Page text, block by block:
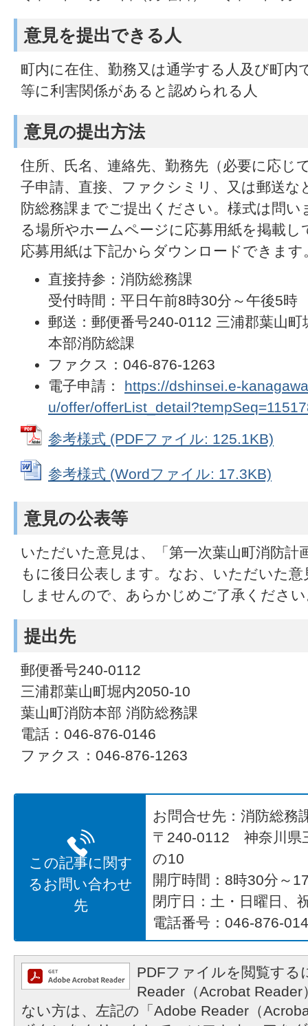
意見を提出できる人
町内に在住、勤務又は通学する人及び町内
等に利害関係があると認められる人
意見の提出方法
住所、氏名、連絡先、勤務先（必要に応じ
子申請、直接、ファクシミリ、又は郵送な
防総務課までご提出ください。様式は問
る場所やホームページに応募用紙を掲載し
応募用紙は下記からダウンロードできます
直接持参：消防総務課
受付時間：平日午前8時30分～午後5時
郵送：郵便番号240-0112 三浦郡葉山
本部消防総課
ファクス：046-876-1263
電子申請： https://dshinsei.e-
u/offer/
参考様式 (PDFファイル: 125.1KB)
参考様式 (Wordファイル: 17.3KB)
意見の公表等
いただいた意見は、「第一次葉山町消防計
もに後日公表します。なお、いただいた
しませんので、あらかじめご了承くださ
提出先
郵便番号240-0112
三浦郡葉山町堀内2050-10
葉山町消防本部 消防総務課
電話：046-876-0146
ファクス：046-876-1263
この記事に関す
るお問い合わせ
先
お問合せ先：消防総務
〒240-0112 神奈川県
の10
開庁時間：8時30分～
閉庁日：土・日曜日、
電話番号：046-876-
PDFファイルを閲覧する
Reader（Acrobat
ない方は、左記の「Adobe Reader（